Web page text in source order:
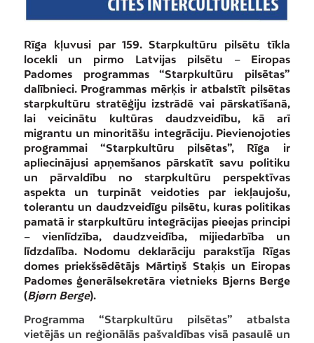
Rīga kļuvusi par 159. Starpkultūru pilsētu tīkla
locekli un pirmo Latvijas pilsētu – Eiropas
Padomes programmas “Starpkultūru pilsētas”
dalībnieci. Programmas mērķis ir atbalstīt pilsētas
starpkultūru stratēģiju izstrādē vai pārskatīšanā,
lai veicinātu kultūras daudzveidību, kā arī
migrantu un minoritāšu integrāciju. Pievienojoties
programmai “Starpkultūru pilsētas”, Rīga ir
apliecinājusi apņemšanos pārskatīt savu politiku
un pārvaldību no starpkultūru perspektīvas
aspekta un turpināt veidoties par iekļaujošu,
tolerantu un daudzveidīgu pilsētu, kuras politikas
pamatā ir starpkultūru integrācijas pieejas principi
– vienlīdzība, daudzveidība, mijiedarbība un
līdzdalība.
Nodomu deklarāciju parakstīja Rīgas
domes priekšsēdētājs Mārtiņš Staķis un Eiropas
Padomes ģenerālsekretāra vietnieks Bjerns Berge
(Bjørn Berge).
Programma “Starpkultūru pilsētas” atbalsta
vietējās un reģionālās pašvaldības visā pasaulē un